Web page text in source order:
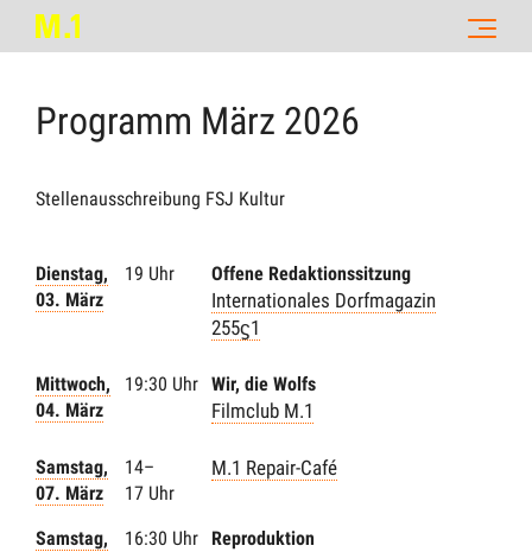
Programm März 2026
Stellenausschreibung FSJ Kultur
Dienstag,
03. März
19 Uhr Offene Redaktionssitzung
Internationales Dorfmagazin
255ϛ1
Mittwoch,
04. März
19:30 Uhr Wir, die Wolfs
Filmclub M.1
Samstag,
07. März
14–
17 Uhr
M.1 Repair-Café
Samstag,
16:30 Uhr Reproduktion